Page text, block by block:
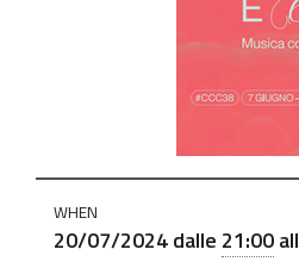
ca_ghironda_20_lug_2024
WHEN
20/07/2024dalle 21:00